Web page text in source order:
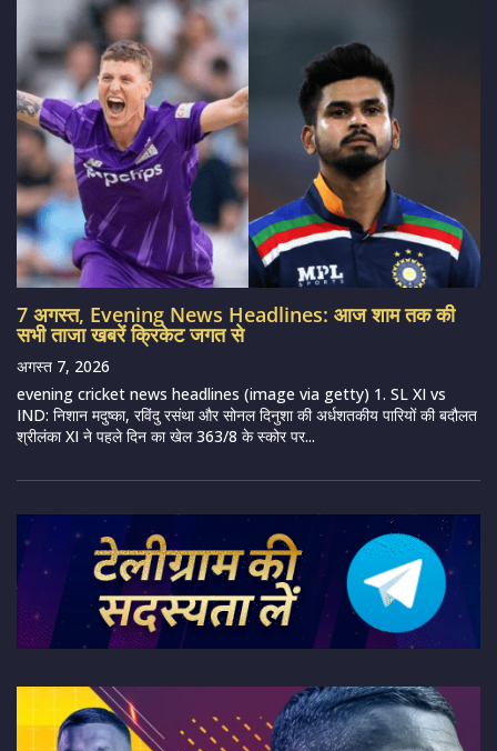
7 अगस्त, Evening News Headlines: आज शाम तक की
सभी ताजा खबरें क्रिकेट जगत से
अगस्त 7, 2026
evening cricket news headlines (image via getty) 1. SL XI vs
IND: निशान मदुष्का, रविंदु रसंथा और सोनल दिनुशा की अर्धशतकीय पारियों की बदौलत
श्रीलंका XI ने पहले दिन का खेल 363/8 के स्कोर पर...